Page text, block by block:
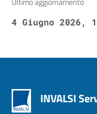
4 Giugno 2026,
INVALSI